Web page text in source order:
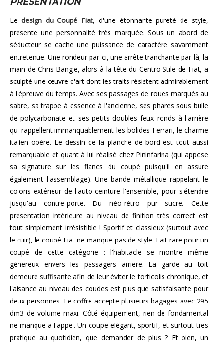
Le design du Coupé Fiat, d'une étonnante pureté de style,
présente une personnalité très marquée. Sous un abord de
séducteur se cache une puissance de caractère savamment
entretenue. Une rondeur par-ci, une arrête tranchante par-là, la
main de Chris Bangle, alors à la tête du Centro Stile de Fiat, a
sculpté une œuvre d'art dont les traits résistent admirablement
à l'épreuve du temps. Avec ses passages de roues marqués au
sabre, sa trappe à essence à l'ancienne, ses phares sous bulle
de polycarbonate et ses petits doubles feux ronds à l'arrière
qui rappellent immanquablement les bolides Ferrari, le charme
italien opère. Le dessin de la planche de bord est tout aussi
remarquable et quant à lui réalisé chez Pininfarina (qui appose
sa signature sur les flancs du coupé puisqu'il en assure
également l'assemblage). Une bande métallique rappelant le
coloris extérieur de l'auto ceinture l'ensemble, pour s'étendre
jusqu'au contre-porte. Du néo-rétro pur sucre. Cette
présentation intérieure au niveau de finition très correct est
tout simplement irrésistible ! Sportif et classieux (surtout avec
le cuir), le coupé Fiat ne manque pas de style. Fait rare pour un
coupé de cette catégorie : l'habitacle se montre même
généreux envers les passagers arrière. La garde au toit
demeure suffisante afin de leur éviter le torticolis chronique, et
l'aisance au niveau des coudes est plus que satisfaisante pour
deux personnes. Le coffre accepte plusieurs bagages avec 295
dm3 de volume maxi. Côté équipement, rien de fondamental
ne manque à l'appel. Un coupé élégant, sportif, et surtout très
pratique au quotidien, que demander de plus ? Et bien, un